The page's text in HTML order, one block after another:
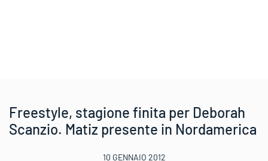
Freestyle, stagione finita per Deborah
Scanzio. Matiz presente in Nordamerica
10 GENNAIO 2012